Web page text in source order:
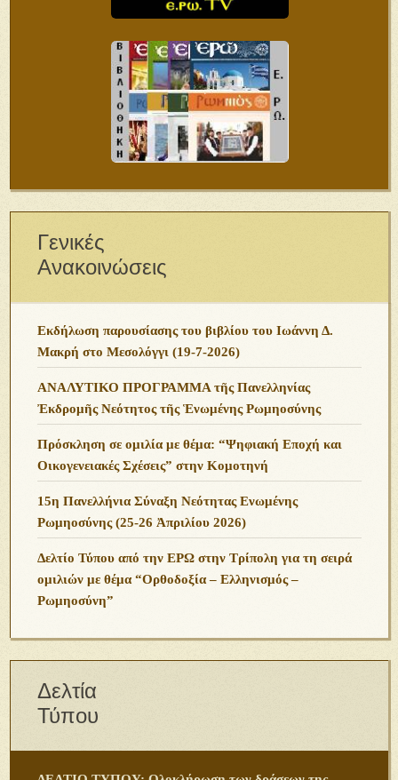
Γενικές
Ανακοινώσεις
Εκδήλωση παρουσίασης του βιβλίου του Ιωάννη Δ.
Μακρή στο Μεσολόγγι (19-7-2026)
ΑΝΑΛΥΤΙΚΟ ΠΡΟΓΡΑΜΜΑ τῆς Πανελληνίας
Ἐκδρομῆς Νεότητος τῆς Ἑνωμένης Ρωμηοσύνης
Πρόσκληση σε ομιλία με θέμα: “Ψηφιακή Εποχή και
Οικογενειακές Σχέσεις” στην Κομοτηνή
15η Πανελλήνια Σύναξη Νεότητας Ενωμένης
Ρωμηοσύνης (25-26 Ἀπριλίου 2026)
Δελτίο Τύπου από την ΕΡΩ στην Τρίπολη για τη σειρά
ομιλιών με θέμα “Ορθοδοξία – Ελληνισμός –
Ρωμηοσύνη”
Δελτία
Τύπου